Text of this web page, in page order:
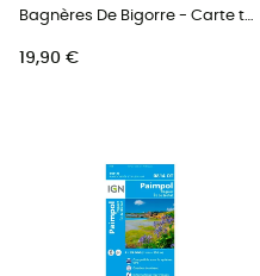
Bagnères De Bigorre - Carte topographique
19,90 €